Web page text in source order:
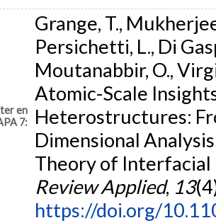
en
7:
Grange, T.,
Persichetti, L., Di
Moutanabbir, O.,
Atomic-Scale
Heterostructures:
Dimensional
Theory of Interfacial
Review Applied, 13
https://doi.org/